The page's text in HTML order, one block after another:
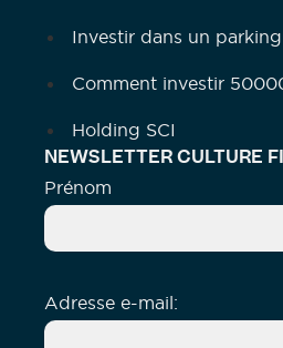
Investir dans un parking
Comment investir
Holding SCI
NEWSLETTER CULTURE
Prénom
Adresse e-mail: